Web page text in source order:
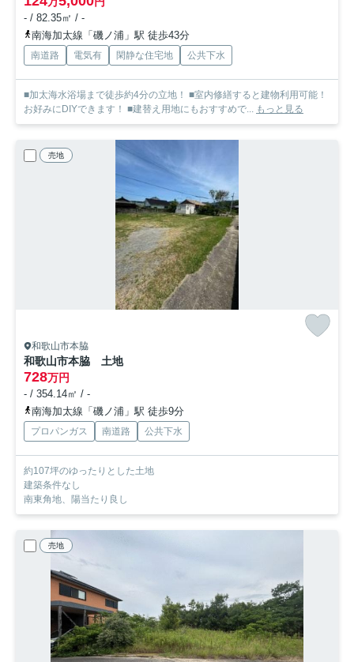
- / 82.35㎡ / -
南海加太線「磯ノ浦」駅 徒歩43分
南道路 電気有 閑静な住宅地 公共下水
■加太海水浴場まで徒歩約4分の立地！ ■室内修繕すると建物利用可能！
お好みにDIYできます！ ■建替え用地にもおすすめで... もっと見る
売地
和歌山市本脇
和歌山市本脇 土地
728万円
- / 354.14㎡ / -
南海加太線「磯ノ浦」駅 徒歩9分
プロパンガス 南道路 公共下水
約107坪のゆったりとした土地
建築条件なし
南東角地、陽当たり良し
売地